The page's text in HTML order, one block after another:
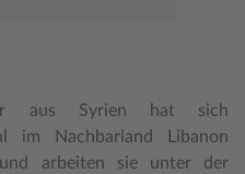
aus Syrien hat sich
im Nachbarland Libanon
und arbeiten sie unter der